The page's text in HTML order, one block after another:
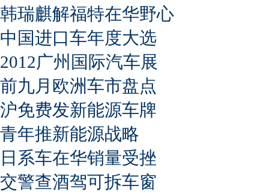
韩瑞麒解福特在华野心
中国进口车年度大选
2012广州国际汽车展
前九月欧洲车市盘点
沪免费发新能源车牌
青年推新能源战略
日系车在华销量受挫
交警查酒驾可拆车窗